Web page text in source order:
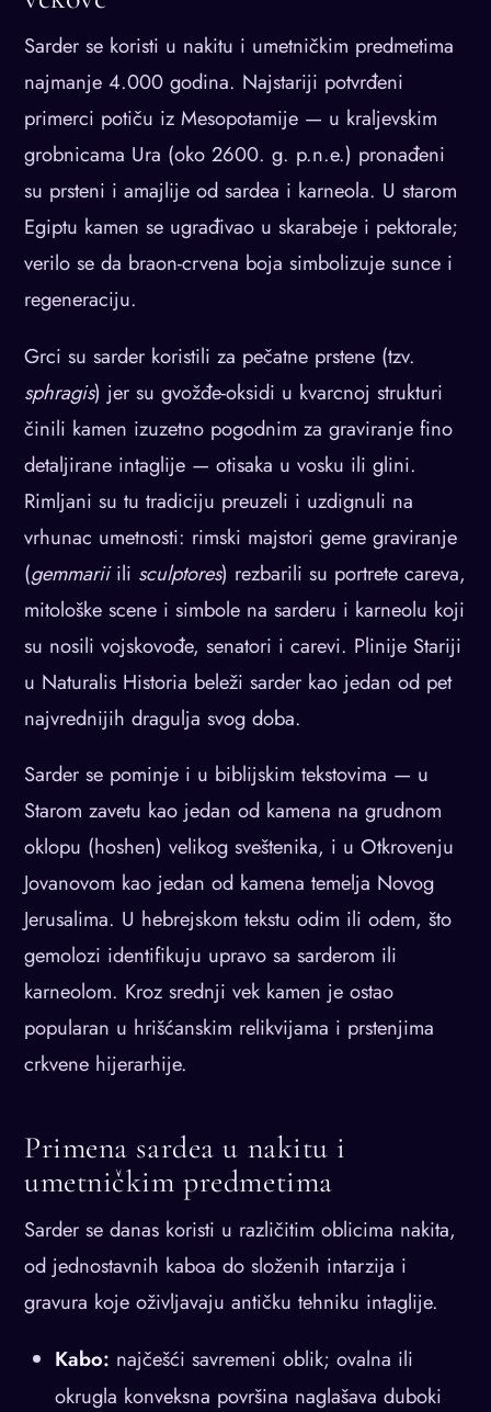
Sarder se koristi u nakitu i umetničkim predmetima
najmanje 4.000 godina. Najstariji potvrđeni
primerci potiču iz Mesopotamije — u kraljevskim
grobnicama Ura (oko 2600. g. p.n.e.) pronađeni
su prsteni i amajlije od sardea i karneola. U starom
Egiptu kamen se ugrađivao u skarabeje i pektorale;
verilo se da braon-crvena boja simbolizuje sunce i
regeneraciju.
Grci su sarder koristili za pečatne prstene (tzv.
sphragis) jer su gvožđe-oksidi u kvarcnoj strukturi
činili kamen izuzetno pogodnim za graviranje fino
detaljirane intaglije — otisaka u vosku ili glini.
Rimljani su tu tradiciju preuzeli i uzdignuli na
vrhunac umetnosti: rimski majstori geme graviranje
(gemmariiili sculptores) rezbarili su portrete careva,
mitološke scene i simbole na sarderu i karneolu koji
su nosili vojskovođe, senatori i carevi. Plinije Stariji
u Naturalis Historia beleži sarder kao jedan od pet
najvrednijih dragulja svog doba.
Sarder se pominje i u biblijskim tekstovima — u
Starom zavetu kao jedan od kamena na grudnom
oklopu (hoshen) velikog sveštenika, i u Otkrovenju
Jovanovom kao jedan od kamena temelja Novog
Jerusalima. U hebrejskom tekstu odim ili odem, što
gemolozi identifikuju upravo sa sarderom ili
karneolom. Kroz srednji vek kamen je ostao
popularan u hrišćanskim relikvijama i prstenjima
crkvene hijerarhije.
Primena sardea u nakitu i
umetničkim predmetima
Sarder se danas koristi u različitim oblicima nakita,
od jednostavnih kaboa do složenih intarzija i
gravura koje oživljavaju antičku tehniku intaglije.
Kabo: najčešći savremeni oblik; ovalna ili
okrugla konveksna površina naglašava duboki